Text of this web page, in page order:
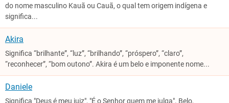
do nome masculino Kauã ou Cauã, o qual tem origem indígena e
significa...
Akira
Significa “brilhante”, “luz”, “brilhando”, “próspero”, “claro”,
“reconhecer”, “bom outono”. Akira é um belo e imponente nome...
Daniele
Significa "Deus é meu juiz", "É o Senhor quem me julga". Belo,